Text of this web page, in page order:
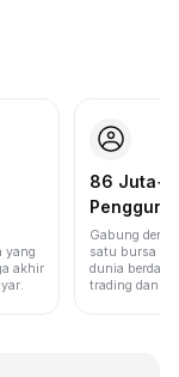
yang
akhir
86 Juta+
Pengguna
Gabung
satu bursa
dunia
trading dan